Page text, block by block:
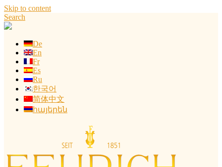
Skip to content
Search
De
En
Fr
Es
Ru
한국어
简体中文
հայերեն